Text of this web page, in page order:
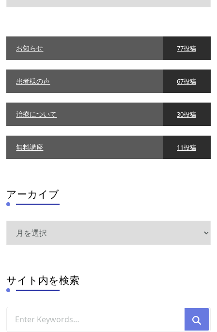
ー
お知らせ 77投稿
患者様の声 67投稿
治療について 30投稿
無料講座 11投稿
アーカイブ
サイト内を検索
for